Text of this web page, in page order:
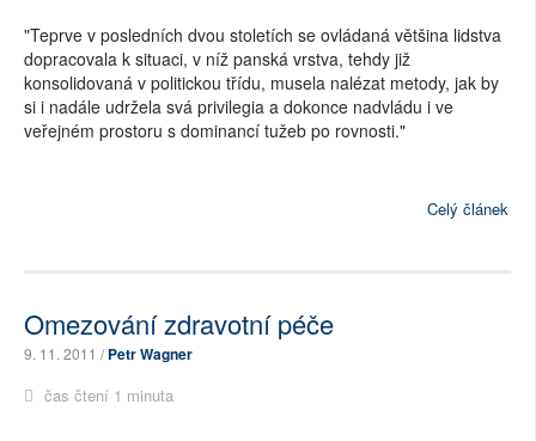
"Teprve v posledních dvou stoletích se ovládaná většina lidstva
dopracovala k situaci, v níž panská vrstva, tehdy již
konsolidovaná v politickou třídu, musela nalézat metody, jak by
si i nadále udržela svá privilegia a dokonce nadvládu i ve
veřejném prostoru s dominancí tužeb po rovnosti."
Celý článek
Omezování zdravotní péče
9. 11. 2011 /Petr Wagner
čas čtení 1 minuta